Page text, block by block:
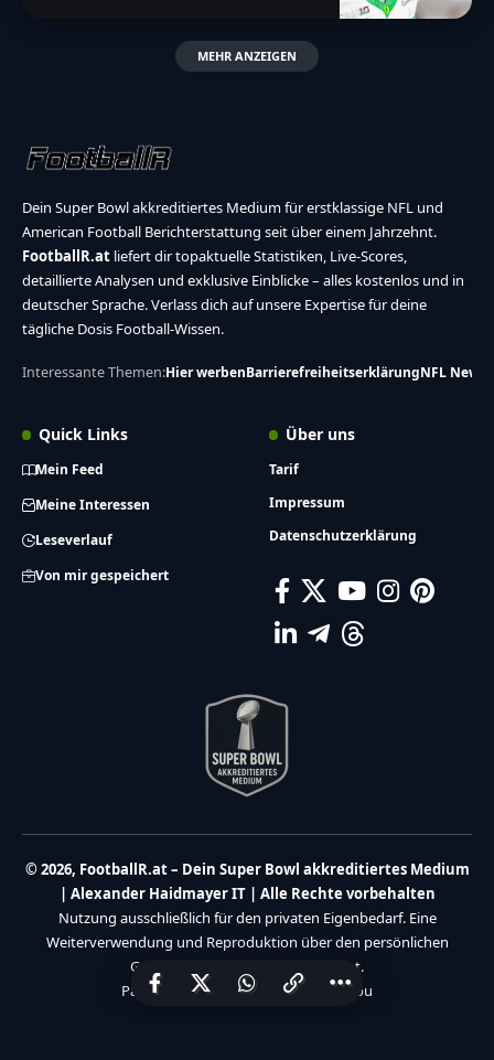
MEHR ANZEIGEN
Dein Super Bowl akkreditiertes Medium für erstklassige NFL und
American Football Berichterstattung seit über einem Jahrzehnt.
FootballR.at liefert dir topaktuelle Statistiken, Live-Scores,
detaillierte Analysen und exklusive Einblicke – alles kostenlos und in
deutscher Sprache. Verlass dich auf unsere Expertise für deine
tägliche Dosis Football-Wissen.
Interessante Themen:Hier werbenBarrierefreiheitserklärungNFL News
Quick Links
Mein Feed
Meine Interessen
Leseverlauf
Von mir gespeichert
Über uns
Tarif
Impressum
Datenschutzerklärung
© 2026, FootballR.at – Dein Super Bowl akkreditiertes Medium
| Alexander Haidmayer IT | Alle Rechte vorbehalten
Nutzung ausschließlich für den privaten Eigenbedarf. Eine
Weiterverwendung und Reproduktion über den persönlichen
Gebrauch hinaus ist nicht gestattet.
Partner:
Haidmayer IT We Care 4 You